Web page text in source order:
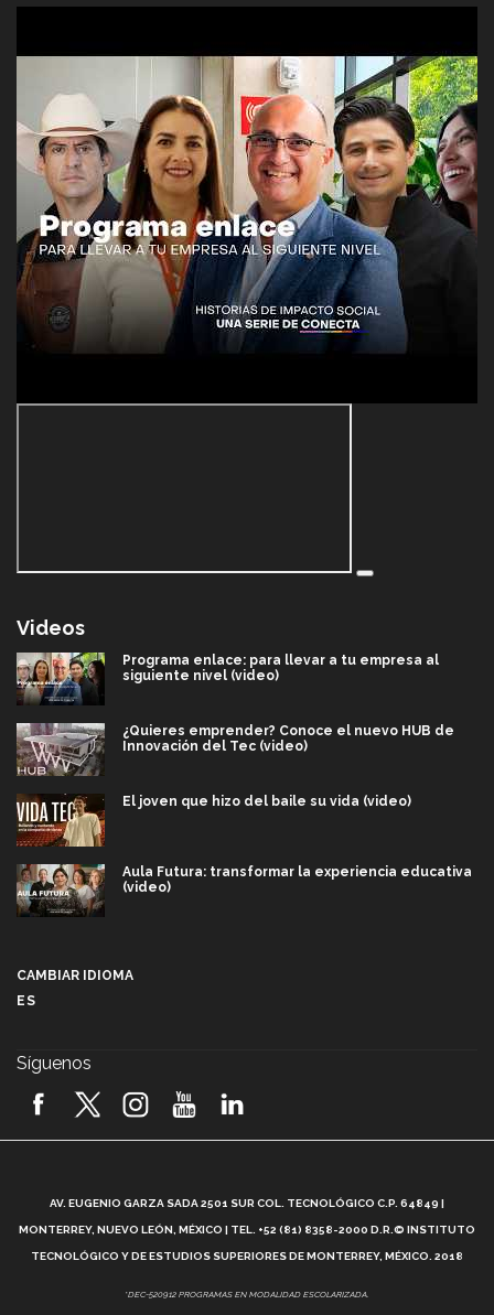
Videos
Programa enlace: para llevar a tu empresa al
siguiente nivel (video)
¿Quieres emprender? Conoce el nuevo HUB de
Innovación del Tec (video)
El joven que hizo del baile su vida (video)
Aula Futura: transformar la experiencia educativa
(video)
2026! (video)
¿Cómo es el Modelo Educativo Tec? (video)
Vida Tec: Feminismo e Inteligencia Artificial, Paola
CAMBIAR IDIOMA
ES
Síguenos
AV. EUGENIO GARZA SADA 2501 SUR COL. TECNOLÓGICO C.P. 64849 |
MONTERREY, NUEVO LEÓN, MÉXICO | TEL. +52 (81) 8358-2000 D.R.© INSTITUTO
TECNOLÓGICO Y DE ESTUDIOS SUPERIORES DE MONTERREY, MÉXICO. 2018
*DEC-520912 PROGRAMAS EN MODALIDAD ESCOLARIZADA.